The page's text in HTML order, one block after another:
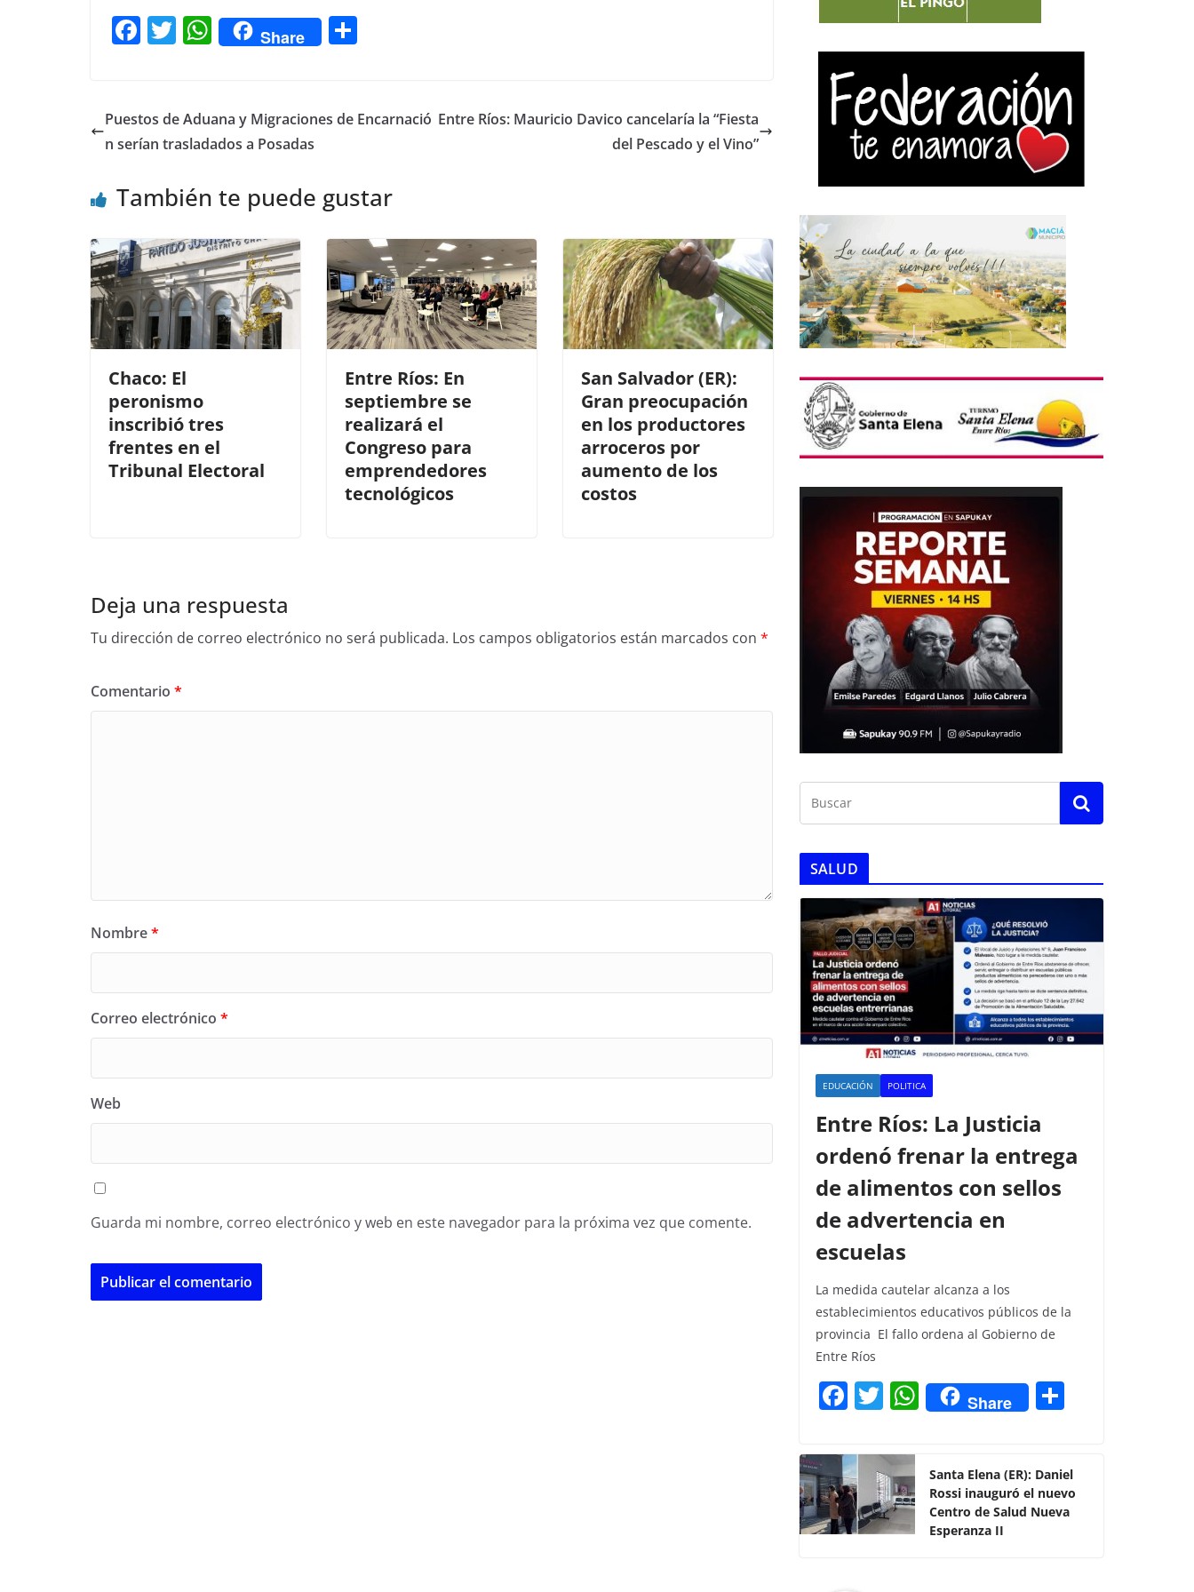
F
e
b
o
k
T
er
W
h
s
A
p
Share
p
Puestos de Aduana y Migraciones de Encarnació
n serían trasladados a Posadas
Entre Ríos: Mauricio Davico cancelaría la “Fiesta
del Pescado y el Vino”
También te puede gustar
Chaco: El
peronismo
inscribió tres
frentes en el
Tribunal Electoral
Entre Ríos: En
septiembre se
realizará el
Congreso para
emprendedores
tecnológicos
San Salvador (ER):
Gran preocupación
en los productores
arroceros por
aumento de los
costos
Deja una respuesta
Tu dirección de correo electrónico no será publicada. Los campos obligatorios están marcados con *
Comentario *
Nombre*
Correo electrónico *
Web
Guarda mi nombre, correo electrónico y web en este navegador para la próxima vez que comente.
SALUD
EDUCACIÓN POLITICA
Entre Ríos: La Justicia
ordenó frenar la entrega
de alimentos con sellos
de advertencia en
escuelas
La medida cautelar alcanza a los
establecimientos educativos públicos de la
provincia El fallo ordena al Gobierno de
Entre Ríos
F
c
e
b
o
T
itt
er
W
h
s
A
p
Share
p
ar
Santa Elena (ER): Daniel
Rossi inauguró el nuevo
Centro de Salud Nueva
Esperanza II